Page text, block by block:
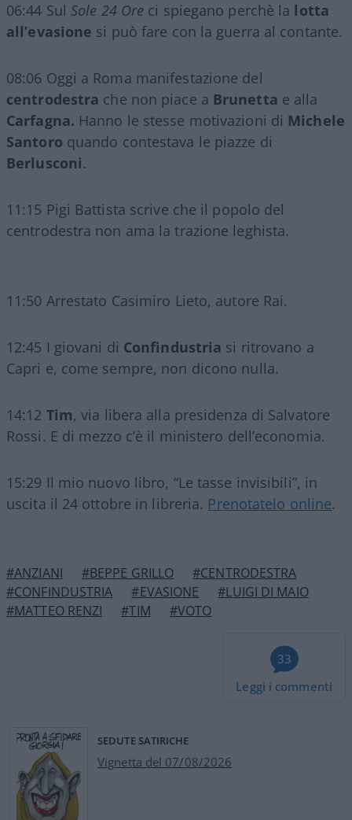
06:44 Sul Sole 24 Ore ci spiegano perchè la lotta
all’evasione si può fare con la guerra al contante.
08:06 Oggi a Roma manifestazione del
centrodestra che non piace a Brunetta e alla
Carfagna. Hanno le stesse motivazioni di Michele
Santoro quando contestava le piazze di
Berlusconi.
11:15 Pigi Battista scrive che il popolo del
centrodestra non ama la trazione leghista.
11:50 Arrestato Casimiro Lieto, autore Rai.
12:45 I giovani di Confindustria si ritrovano a
Capri e, come sempre, non dicono nulla.
14:12 Tim, via libera alla presidenza di Salvatore
Rossi. E di mezzo c’è il ministero dell’economia.
15:29 Il mio nuovo libro, “Le tasse invisibili”, in
uscita il 24 ottobre in libreria. Prenotatelo online.
#ANZIANI #BEPPE GRILLO
#CENTRODESTRA
#CONFINDUSTRIA
#EVASIONE
#LUIGI DI MAIO
#MATTEO RENZI
#TIM #VOTO
33
Leggi i commenti
SEDUTE SATIRICHE
Vignetta del 07/08/2026